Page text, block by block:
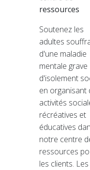
ressources
Soutenez les
adultes
d'une maladie
mentale grave
d'isolement
en organisant
activités
récréatives et
éducatives
notre centre
ressources
les clients. Les